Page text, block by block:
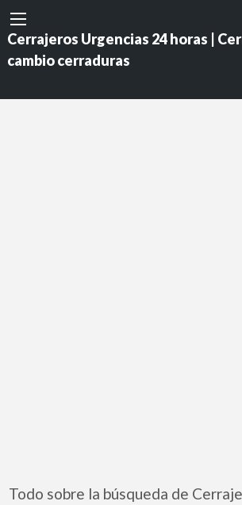
Cerrajeros Urgencias 24 horas |
cambio cerraduras
Todo sobre la búsqueda de